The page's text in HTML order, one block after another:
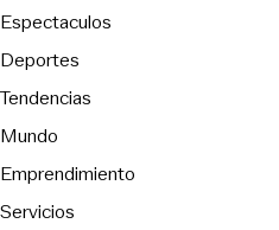
Espectaculos
Deportes
Tendencias
Mundo
Emprendimiento
Servicios